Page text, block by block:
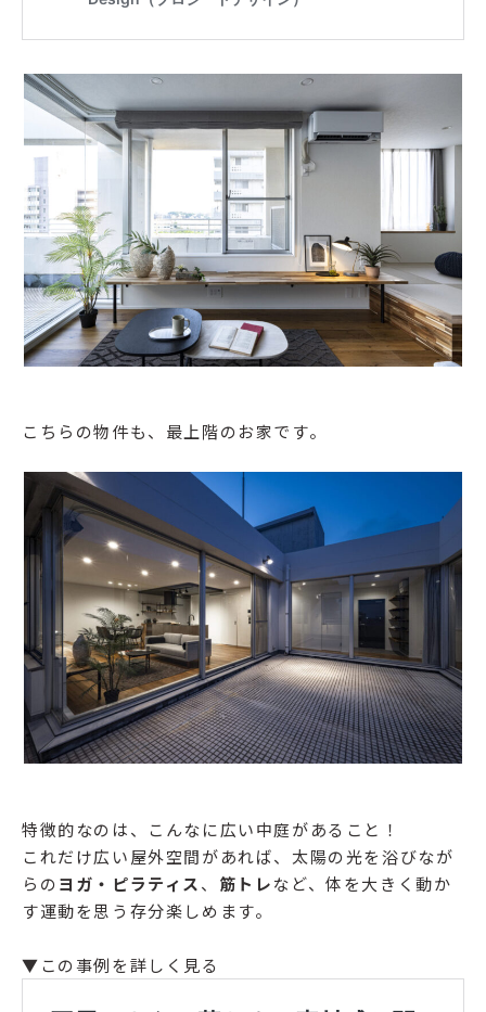
こちらの物件も、最上階のお家です。
特徴的なのは、こんなに広い中庭があること！
これだけ広い屋外空間があれば、太陽の光を浴びなが
らのヨガ・ピラティス、 筋トレなど、体を大きく動か
す運動を思う存分楽しめます。
▼この事例を詳しく見る